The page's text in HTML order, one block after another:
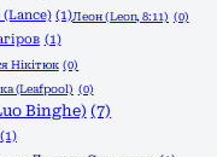
(1)Леон (Leon, 8:11) (0)
(1)
Нікітюк (0)
(Leafpool) (0)
Binghe) (7)
(1)